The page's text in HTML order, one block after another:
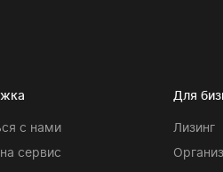
с нами
сервис
Для
Лизинг